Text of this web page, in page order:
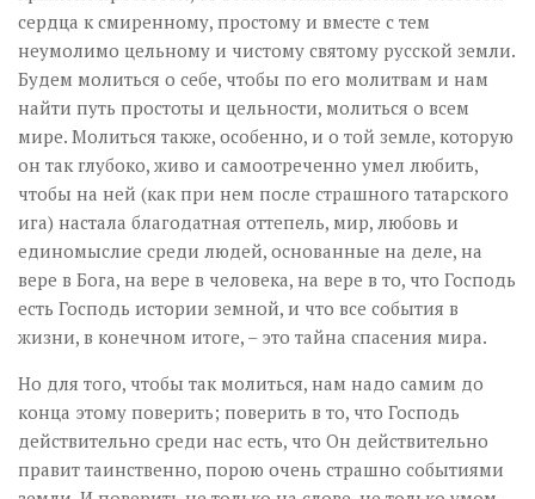
сердца к смиренному, простому и вместе с тем
неумолимо цельному и чистому святому русской земли.
Будем молиться о себе, чтобы по его молитвам и нам
найти путь простоты и цельности, молиться о всем
мире. Молиться также, особенно, и о той земле, которую
он так глубоко, живо и самоотреченно умел любить,
чтобы на ней (как при нем после страшного татарского
ига) настала благодатная оттепель, мир, любовь и
единомыслие среди людей, основанные на деле, на
вере в Бога, на вере в человека, на вере в то, что Господь
есть Господь истории земной, и что все события в
жизни, в конечном итоге, – это тайна спасения мира.
Но для того, чтобы так молиться, нам надо самим до
конца этому поверить; поверить в то, что Господь
действительно среди нас есть, что Он действительно
правит таинственно, порою очень страшно событиями